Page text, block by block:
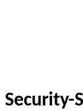
Security-